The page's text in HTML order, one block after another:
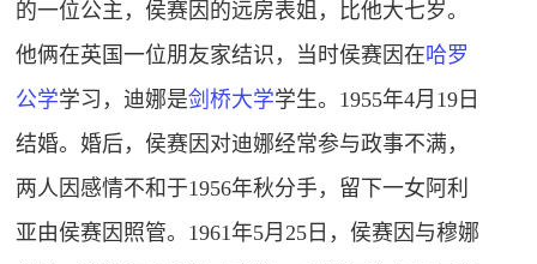
的一位公主，侯赛因的远房表姐，比他大七岁。
他俩在英国一位朋友家结识，当时侯赛因在哈罗
公学学习，迪娜是剑桥大学学生。1955年4月19日
结婚。婚后，侯赛因对迪娜经常参与政事不满，
两人因感情不和于1956年秋分手，留下一女阿利
亚由侯赛因照管。1961年5月25日，侯赛因与穆娜